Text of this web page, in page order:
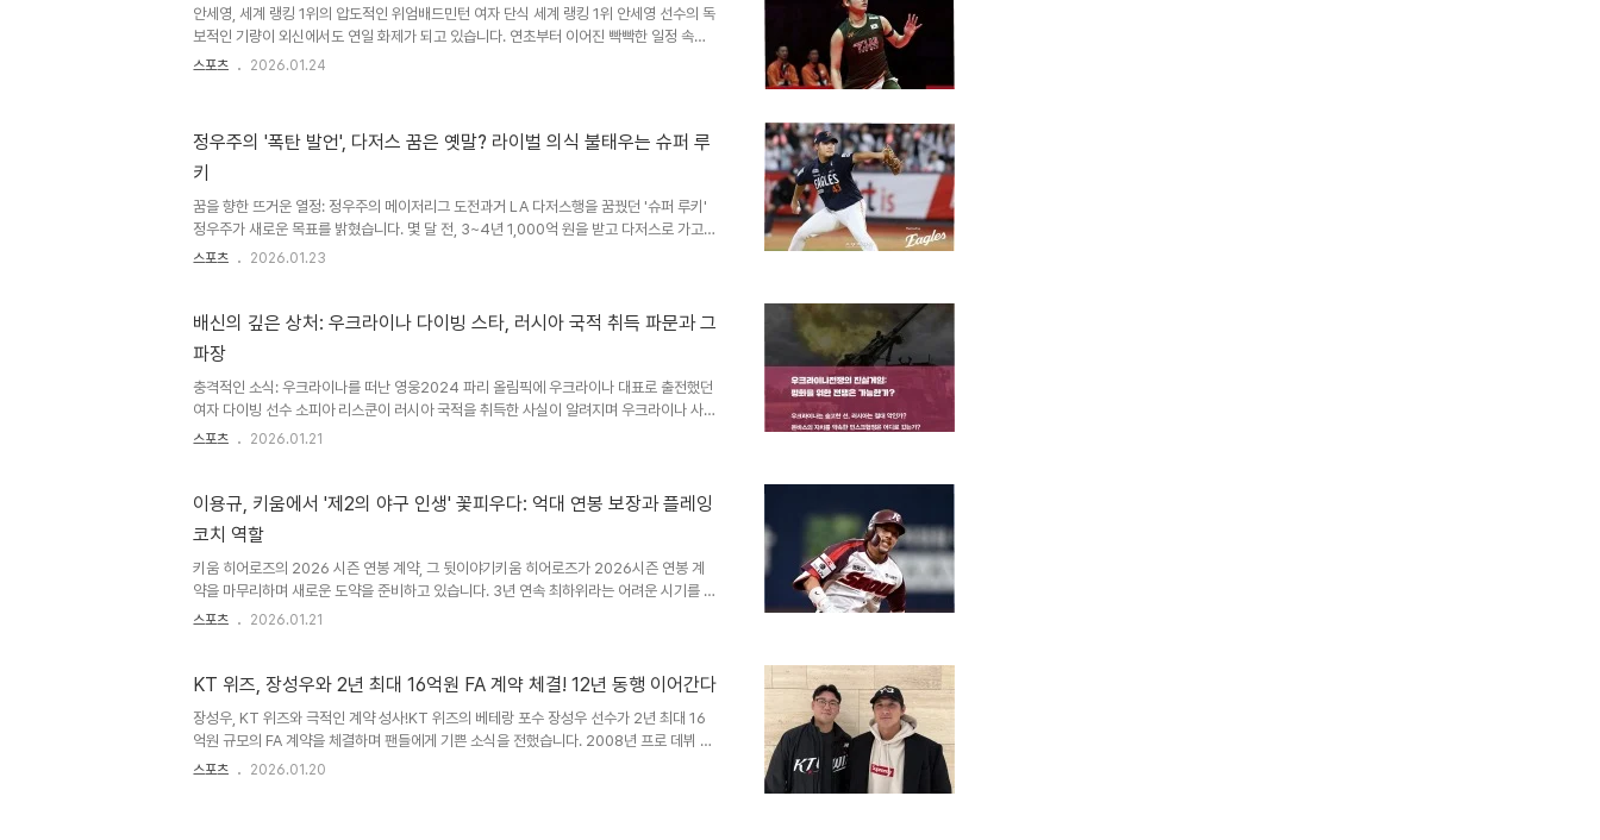
에서 독보적인 기록을 이어가고 있습니다. 새해에도 말레이시아오픈, 인도오픈,..
안세영, 세계 랭킹 1위의 압도적인 위엄배드민턴 여자 단식 세계 랭킹 1위 안세영 선수의 독
보적인 기량이 외신에서도 연일 화제가 되고 있습니다. 연초부터 이어진 빡빡한 일정 속에
서도 BWF(세계배드민턴연맹) 주관 대회에서 2개 대회 연속 우승을 거머쥐며, 종목 내에서
선수의 압도적인 실력을 증명하는 대목입니다. 라이벌을 넘어선 '절대 강자' 안세영안세영
선수와 왕즈이 선수는 흔히 라이벌로 불리지만, 실제 경기 전적을 살펴보면 그 표현은 ..
스포츠 2026.01.24
정우주의 '폭탄 발언', 다저스 꿈은 옛말? 라이벌 의식 불태우는 슈퍼 루
키
꿈을 향한 뜨거운 열정: 정우주의 메이저리그 도전과거 LA 다저스행을 꿈꿨던 '슈퍼 루키'
정우주가 새로운 목표를 밝혔습니다. 몇 달 전, 3~4년 1,000억 원을 받고 다저스로 가고
싶다는 포부를 밝혔던 그가, 이제는 '어느 팀이든 가서 다저스를 이기고 싶다'는 폭탄 발언
저리그 진출을 넘어, 최고의 팀을 상대로 승리하겠다는 강한 의지를 드러냅니다. 김태균과
의 만남: 정우주의 솔직한 속마음정우주는 전 야구선수 김태균이 운영하는 유튜브 채널 '김
태균 [TK 52]'에 출연하여 자신의 속마음을 털어놓았습니다. 드래프트 동기 김..
스포츠 2026.01.23
배신의 깊은 상처: 우크라이나 다이빙 스타, 러시아 국적 취득 파문과 그
파장
충격적인 소식: 우크라이나를 떠난 영웅2024 파리 올림픽에 우크라이나 대표로 출전했던
여자 다이빙 선수 소피아 리스쿤이 러시아 국적을 취득한 사실이 알려지며 우크라이나 사회
에 큰 충격을 안겼습니다. 이 소식은 단순한 국적 변경을 넘어, 조국을 배신했다는 비난으로
겼습니다. 그녀의 선택은 많은 이들에게 배신감과 실망감을 안겨주었으며, 그 배경에 대한
궁금증을 자아냅니다. 출생과 성장: 분쟁의 그림자 속에서리스쿤은 러시아가 2022년 일방
적으로 병합을 선언한 우크라이나 동부 루한스크 출신입니다. 2014년 동부 분쟁 이후 ..
스포츠 2026.01.21
이용규, 키움에서 '제2의 야구 인생' 꽃피우다: 억대 연봉 보장과 플레잉
코치 역할
키움 히어로즈의 2026 시즌 연봉 계약, 그 뒷이야기키움 히어로즈가 2026시즌 연봉 계
약을 마무리하며 새로운 도약을 준비하고 있습니다. 3년 연속 최하위라는 어려운 시기를 겪
었지만, 팀은 선수들의 노고를 치하하고, 긍정적인 분위기를 조성하려 노력했습니다. 특히,
한 유대감을 보여주는 사례입니다. 이용규, 14경기 출전에도 억대 연봉을 받게 된 비결이용
우를 받았습니다. 이는 그의 뛰어난 리더십과 팀 기여도를 높이 평가한 결과입니다. 20..
스포츠 2026.01.21
KT 위즈, 장성우와 2년 최대 16억원 FA 계약 체결! 12년 동행 이어간다
장성우, KT 위즈와 극적인 계약 성사!KT 위즈의 베테랑 포수 장성우 선수가 2년 최대 16
억원 규모의 FA 계약을 체결하며 팬들에게 기쁜 소식을 전했습니다. 2008년 프로 데뷔 후,
2015년 KT 위즈로 이적하여 팀의 주축 선수로 활약해온 장성우 선수는 이번 계약을 통해
스포츠 2026.01.20